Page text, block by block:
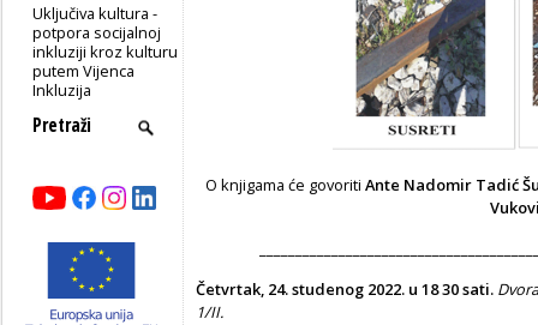
Uključiva kultura -
potpora socijalnoj
inkluziji kroz kulturu
putem Vijenca
Inkluzija
O knjigama će govoriti Ante Nadomir Tadić
Četvrtak, 24. studenog 2022. u 18 30 sati.
1/II.